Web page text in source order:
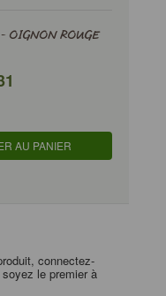
OIGNON ROUGE
AU PANIER
connectez-
le premier à